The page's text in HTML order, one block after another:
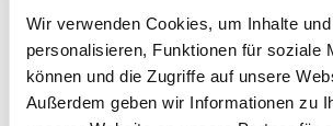
Wir verwenden Cookies, um Inhalte
personalisieren, Funktionen für soziale
können und die Zugriffe auf unsere
Außerdem geben wir Informationen zu
Vom 1. bis zum 3. Juli 2022 war es
Auf der Fach-Tagung DERM
und Experten im CongressForum in
wissenswerte Themen – von der